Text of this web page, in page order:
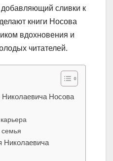
добавляющий сливки к
книги Носова
вдохновения и
читателей.
Носова
Николаевича